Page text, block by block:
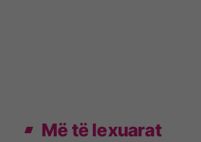
Më të lexuarat